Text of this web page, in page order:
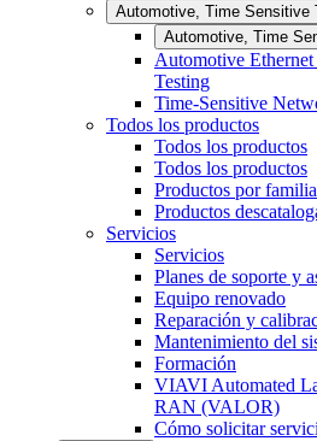
Automotive, Time Sensitive
Automotive, Time
Automotive
Testing
Time-Sensitive
Todos los productos
Todos los productos
Todos los productos
Productos por familia
Productos
Servicios
Servicios
Planes de soporte y
Equipo renovado
Reparación y
Mantenimiento del
Formación
VIAVI Automated
RAN (VALOR)
Cómo solicitar